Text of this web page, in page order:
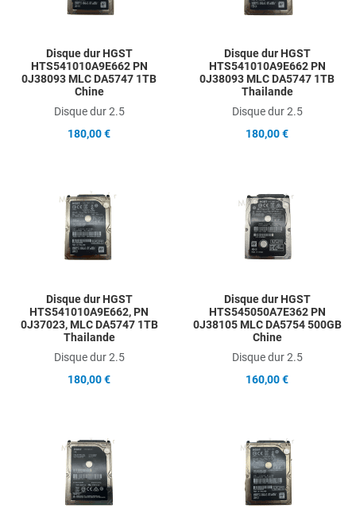
Disque dur HGST
HTS541010A9E662 PN
0J38093 MLC DA5747 1TB
Chine
Disque dur 2.5
180,00 €
Disque dur HGST
HTS541010A9E662 PN
0J38093 MLC DA5747 1TB
Thailande
Disque dur 2.5
180,00 €
Add to Compare
Disque dur HGST
HTS541010A9E662, PN
0J37023, MLC DA5747 1TB
Thailande
Disque dur 2.5
180,00 €
Disque dur HGST
HTS545050A7E362 PN
0J38105 MLC DA5754 500GB
Chine
Disque dur 2.5
160,00 €
Add to Compare